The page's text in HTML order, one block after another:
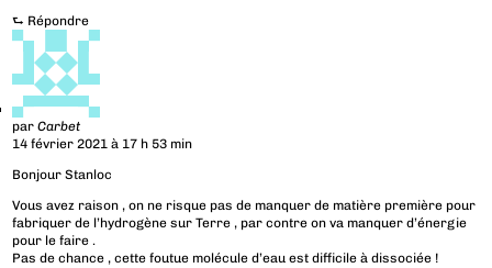
⮑ Répondre
parCarbet
14 février 2021 à 17 h 53 min
Bonjour Stanloc
Vous avez raison , on ne risque pas de manquer de matière première pour
fabriquer de l’hydrogène sur Terre , par contre on va manquer d’énergie
pour le faire .
Pas de chance , cette foutue molécule d’eau est difficile à dissociée !